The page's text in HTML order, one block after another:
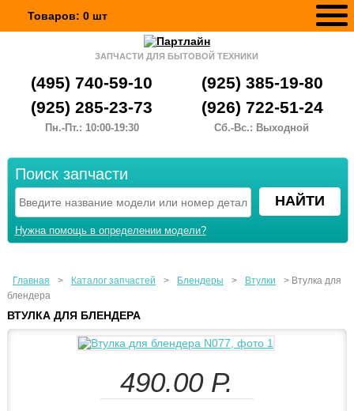
Товаров: 0 шт
ЗАПЧАСТИ ДЛЯ БЫТОВОЙ ТЕХНИКИ
(495) 740-59-10
(925) 385-19-80
(925) 285-23-73
(926) 722-51-24
Пн.-Пт.: 10:00-19:30 Сб.-Вс.: Выходной
Поиск запчасти
Нужна помощь в определении модели?
Главная > Каталог запчастей > Блендеры > Втулки > Втулка для
блендера
ВТУЛКА ДЛЯ БЛЕНДЕРА
490.00Р.